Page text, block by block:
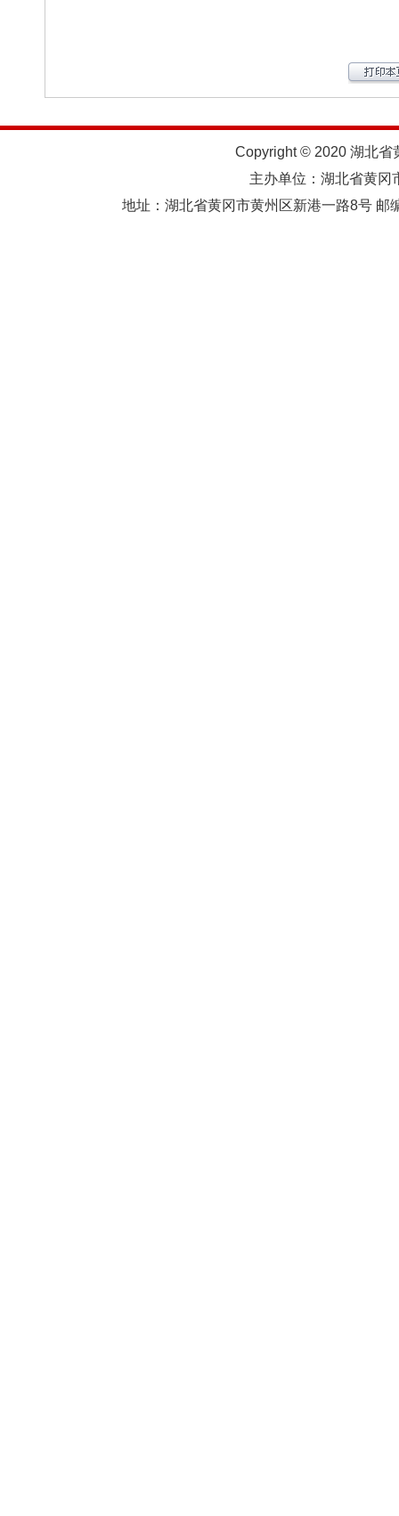
Copyright © 2020 湖北省
主办单位：湖北省黄
地址：湖北省黄冈市黄州区新港一路8号